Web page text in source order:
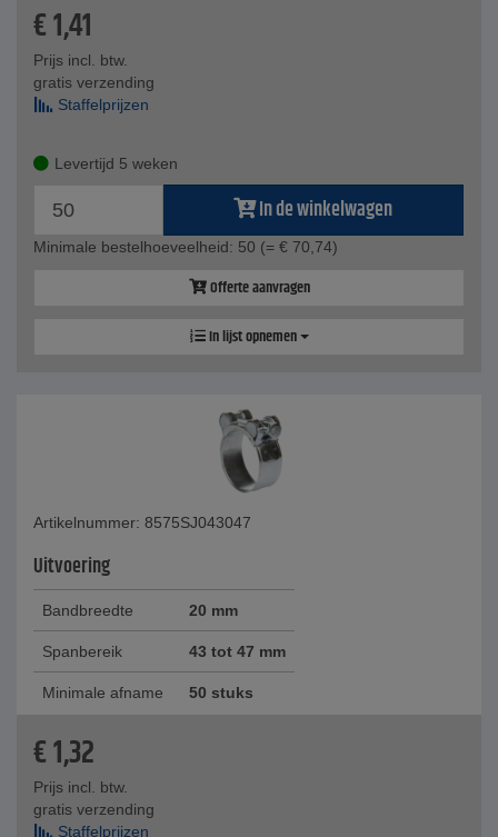
€1,41
Prijs incl. btw.
gratis verzending
Staffelprijzen
Levertijd 5 weken
In de winkelwagen
Minimale bestelhoeveelheid: 50 (= € 70,74)
Offerte aanvragen
In lijst opnemen
Artikelnummer: 8575SJ043047
Uitvoering
Bandbreedte 20 mm
Spanbereik 43 tot 47 mm
Minimale afname 50 stuks
€1,32
Prijs incl. btw.
gratis verzending
Staffelprijzen